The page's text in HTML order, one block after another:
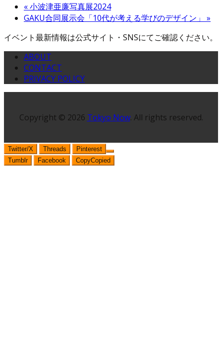
«小波津亜廉写真展2024
GAKU合同展示会「10代が考える学びのデザイン」 »
イベント最新情報は公式サイト・SNSにてご確認ください。
ABOUT
CONTACT
PRIVACY POLICY
Copyright © 2026 Tokyo Now. All rights reserved.
Twitter/X Threads
Pinterest
Tumblr
Facebook CopyCopied